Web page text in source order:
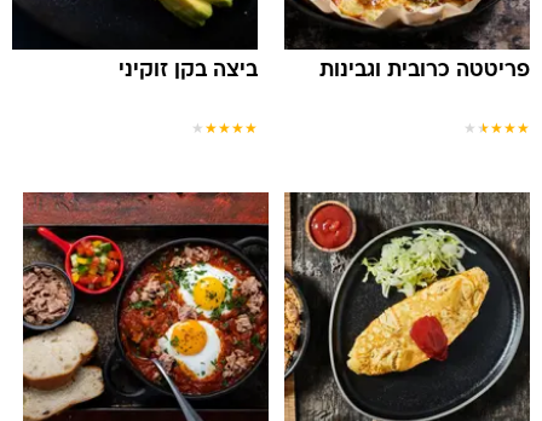
פריטטה כרובית וגבינות
★
★
★
★
★
ביצה בקן זוקיני
★
★
★
★
★